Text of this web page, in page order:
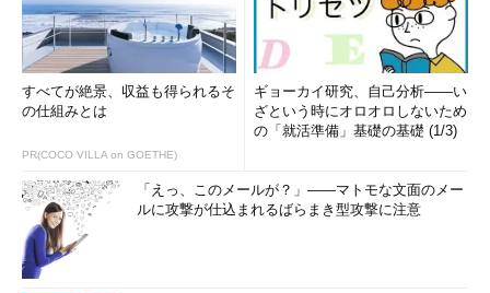
すべてが絶景、収益も得られるそ
の仕組みとは
PR(COCO VILLA on GOETHE)
ギョーカイ研究、自己分析――い
ざという時にオロオロしないため
の「就活準備」基礎の基礎 (1/3)
「えっ、このメールが？」――マトモな文面のメー
ルに攻撃が仕込まれるばらまき型攻撃に注意